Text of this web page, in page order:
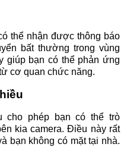
thể nhận được thông báo
bất thường trong vùng
giúp bạn có thể phản ứng
cơ quan chức năng.
cho phép bạn có thể trò
kia camera. Điều này rất
bạn không có mặt tại nhà.